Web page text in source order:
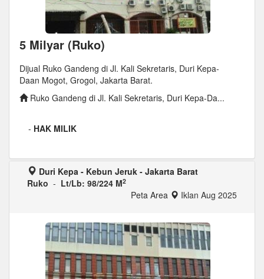
5 Milyar (Ruko)
Dijual Ruko Gandeng di Jl. Kali Sekretaris, Duri Kepa-
Daan Mogot, Grogol, Jakarta Barat.
Ruko Gandeng di Jl. Kali Sekretaris, Duri Kepa-Da...
- HAK MILIK
Duri Kepa - Kebun Jeruk - Jakarta Barat
Ruko - Lt/Lb: 98/224 M2
Peta Area Iklan Aug 2025